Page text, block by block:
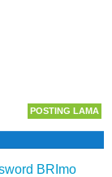
POSTING LAMA
BRImo